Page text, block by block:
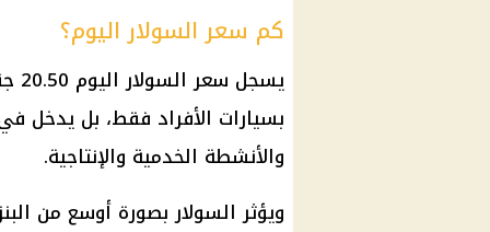
كم سعر السولار اليوم؟
يسجل سعر السولار اليوم
بسيارات الأفراد فقط، بل يدخل
والأنشطة الخدمية والإنتاجية.
ويؤثر السولار بصورة أوسع من